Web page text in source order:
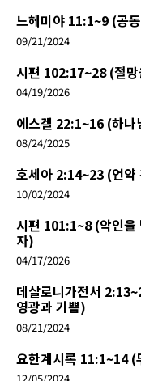
느헤미야 11:1~9 (공
09/21/2024
시편 102:17~28 (절
04/19/2026
에스겔 22:1~16 (하나
08/24/2025
호세아 2:14~23 (언약
10/02/2024
시편 101:1~8 (악인을
자)
04/17/2026
데살로니가전서
영광과 기쁨)
08/21/2024
요한계시록 11:1~14 (